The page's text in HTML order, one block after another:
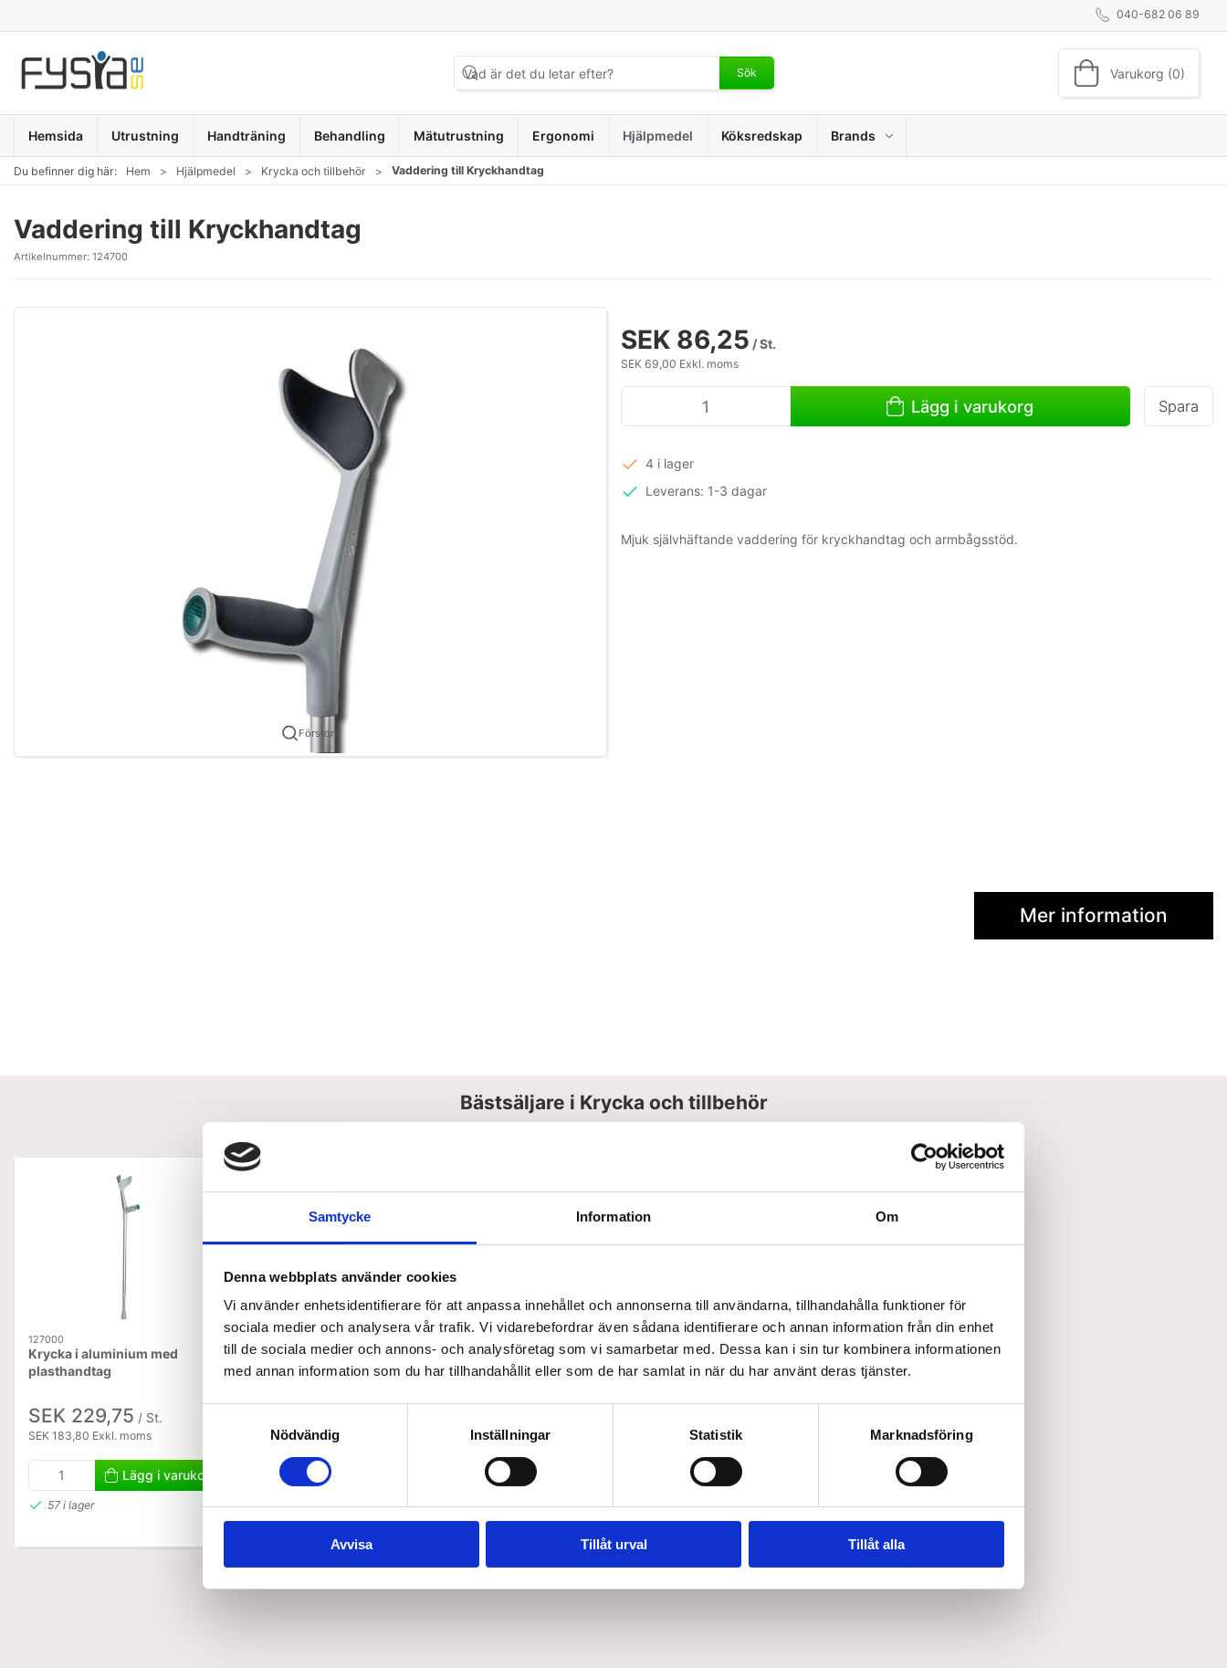
Samtycke Information Om
Denna webbplats använder cookies
Vi använder enhetsidentifierare för att anpassa innehållet och annonserna till användarna, tillhandahålla funktioner för
sociala medier och analysera vår trafik. Vi vidarebefordrar även sådana identifierare och annan information från din enhet
till de sociala medier och annons- och analysföretag som vi samarbetar med. Dessa kan i sin tur kombinera informationen
med annan information som du har tillhandahållit eller som de har samlat in när du har använt deras tjänster.
Nödvändig
Inställningar Statistik Marknadsföring
Avvisa Tillåt urval Tillåt alla
040-682 06 89
Sök Varukorg (0)
Hemsida Utrustning Handträning Behandling Mätutrustning Ergonomi Hjälpmedel Köksredskap Brands
Du befinner dig här: Hem Hjälpmedel Krycka och tillbehör Vaddering till Kryckhandtag
Vaddering till Kryckhandtag
Artikelnummer: 124700
Förstora
SEK 86,25 / St.
SEK 69,00 Exkl. moms
Lägg i varukorg Spara
4 i lager
Leverans: 1-3 dagar
Mjuk självhäftande vaddering för kryckhandtag och armbågsstöd.
Mer information
Bästsäljare i Krycka och tillbehör
127000
Krycka i aluminium med
plasthandtag
SEK 229,75 / St.
SEK 183,80 Exkl. moms
Lägg i varukorg
57 i lager
Vaddering till Kryckhandtag
SEK 69,00 Exkl. moms
4 i lager
Gummifot till krycka, 18 mm.
SEK 40,00 Exkl. moms
Lägg i varukorg
4 i lager
Ihopfällbar käpp, 30 cm.
SEK 229,00 Exkl. moms
Lägg i varukorg
2 i lager